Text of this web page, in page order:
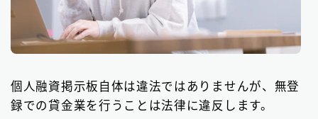
個人融資掲示板自体は違法ではありませんが、無登
録での貸金業を行うことは法律に違反します。